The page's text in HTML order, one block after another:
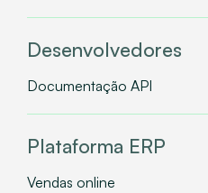
Desenvolvedores
Documentação API
Plataforma ERP
Vendas online